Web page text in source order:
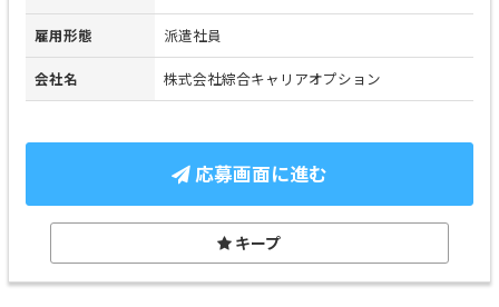
雇用形態 派遣社員
会社名 株式会社綜合キャリアオプション
応募画面に進む
キープ